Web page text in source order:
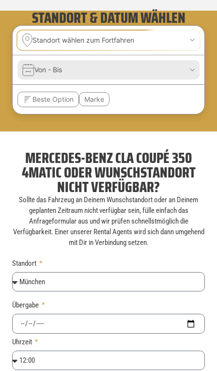
STANDORT & DATUM WÄHLEN
MERCEDES-BENZ CLA COUPÉ 350
4MATIC ODER WUNSCHSTANDORT
NICHT VERFÜGBAR?
Sollte das Fahrzeug an Deinem Wunschstandort oder an Deinem
geplanten Zeitraum nicht verfügbar sein, fülle einfach das
Anfrageformular aus und wir prüfen schnellstmöglich die
Verfügbarkeit. Einer unserer Rental Agents wird sich dann umgehend
mit Dir in Verbindung setzen.
Standort
Übergabe
Uhrzeit